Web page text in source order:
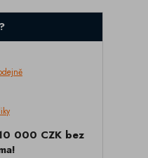
000 CZK bez